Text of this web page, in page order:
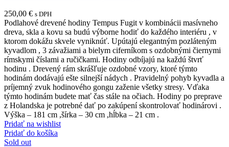
250,00 € s DPH
Podlahové drevené hodiny Tempus Fugit v kombinácii masívneho
dreva, skla a kovu sa budú výborne hodiť do každého interiéru , v
ktorom dokážu skvele vyniknúť. Upútajú elegantným pozláteným
kyvadlom , 3 závažiami a bielym ciferníkom s ozdobnými čiernymi
rímskymi číslami a ručičkami. Hodiny odbíjajú na každú štvrť
hodinu . Drevený rám skrášľuje ozdobné vzory, ktoré týmto
hodinám dodávajú ešte silnejší nádych . Pravidelný pohyb kyvadla a
príjemný zvuk hodinového gongu zaženie všetky stresy. Vďaka
týmto hodinám budete mať čas stále na očiach. Hodiny po preprave
z Holandska je potrebné dať po zakúpení skontrolovať hodinárovi .
Výška – 181 cm ,šírka – 30 cm ,hĺbka – 21 cm .
Pridať na wishlist
Pridať do košíka
Sold out